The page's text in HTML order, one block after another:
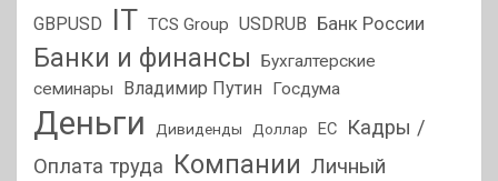
GBPUSD IT TCS Group USDRUB Банк России
Банки и финансы
Бухгалтерские
семинары
Владимир Путин Госдума
Деньги Дивиденды Доллар ЕС
Кадры /
Оплата труда Компании Личный